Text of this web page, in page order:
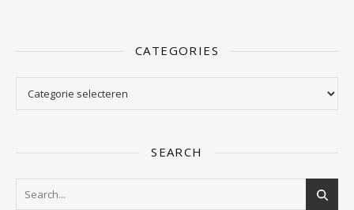
CATEGORIES
Categories
SEARCH